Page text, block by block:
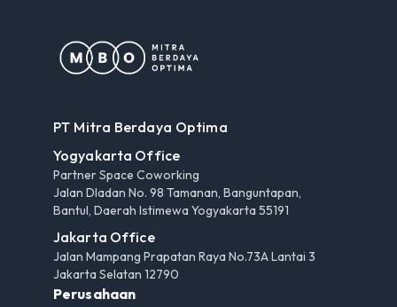
PT Mitra Berdaya Optima
Yogyakarta Office
Partner Space Coworking
Jalan Dladan No. 98 Tamanan, Banguntapan,
Bantul, Daerah Istimewa Yogyakarta 55191
Jakarta Office
Jalan Mampang Prapatan Raya No.73A Lantai 3
Jakarta Selatan 12790
Perusahaan